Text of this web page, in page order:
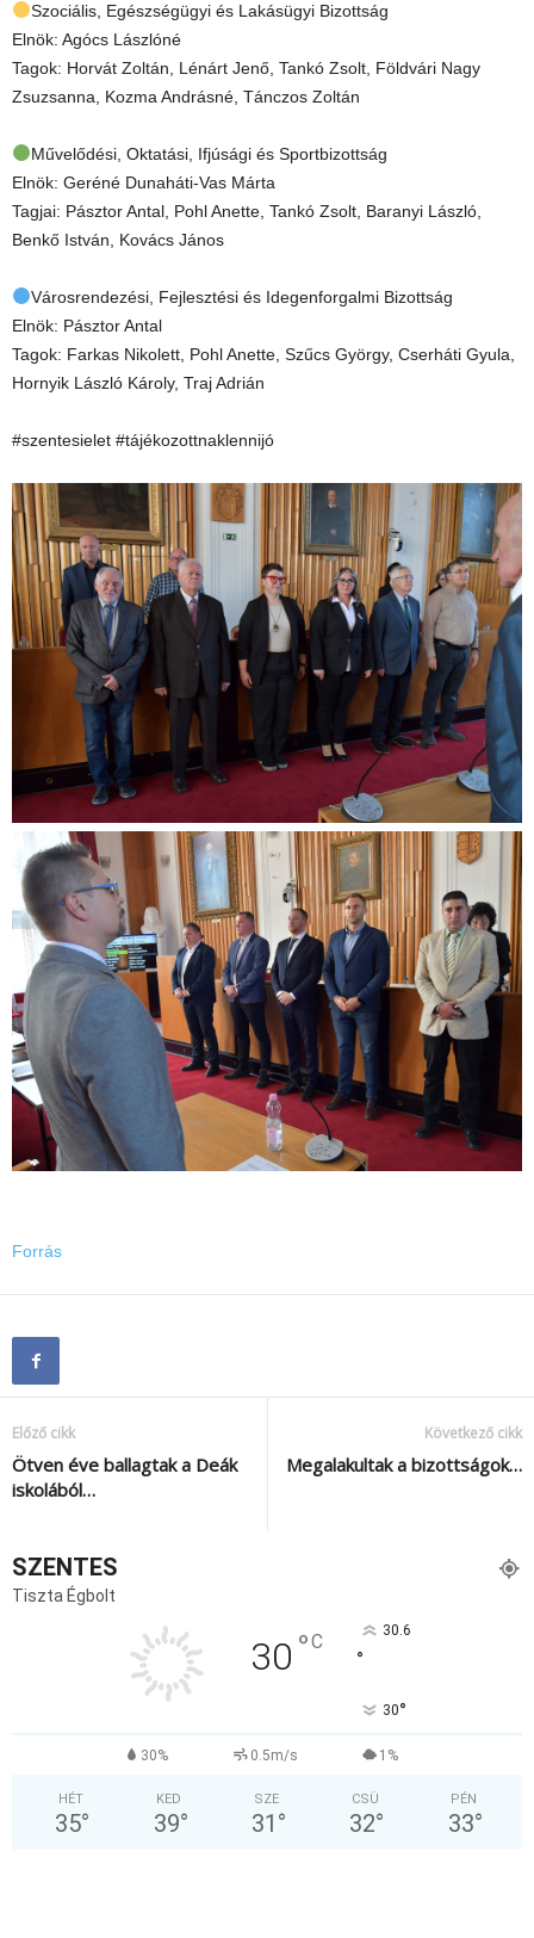
Szociális, Egészségügyi és Lakásügyi Bizottság
Elnök: Agócs Lászlóné
Tagok: Horvát Zoltán, Lénárt Jenő, Tankó Zsolt, Földvári Nagy
Zsuzsanna, Kozma Andrásné, Tánczos Zoltán
Művelődési, Oktatási, Ifjúsági és Sportbizottság
Elnök: Geréné Dunaháti-Vas Márta
Tagjai: Pásztor Antal, Pohl Anette, Tankó Zsolt, Baranyi László,
Benkő István, Kovács János
Városrendezési, Fejlesztési és Idegenforgalmi Bizottság
Elnök: Pásztor Antal
Tagok: Farkas Nikolett, Pohl Anette, Szűcs György, Cserháti Gyula,
Hornyik László Károly, Traj Adrián
#szentesielet #tájékozottnaklennijó
Forrás
Előző cikk
Ötven éve ballagtak a Deák
iskolából…
Következő cikk
Megalakultak a bizottságok…
SZENTES
Tiszta Égbolt
30 °C 30.6
°
30°
30% 0.5m/s 1%
HÉT
35°
KED
39°
SZE
31 °
CSÜ
32°
PÉN
33°